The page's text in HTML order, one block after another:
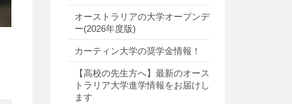
オーストラリアの大学オープンデ
ー(2026年度版)
カーティン大学の奨学金情報！
【高校の先生方へ】最新のオース
トラリア大学進学情報をお届けし
ます